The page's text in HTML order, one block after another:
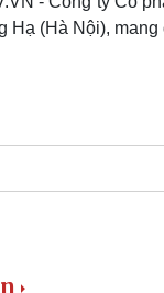
Hạ (Hà Nội),